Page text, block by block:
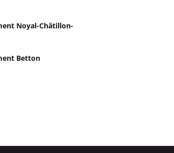
Noyal-Châtillon-
Betton